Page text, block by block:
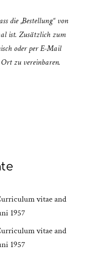
die „Bestellung“ von
ist. Zusätzlich zum
oder per E-Mail
zu vereinbaren.
vitae and
1957
vitae and
1957